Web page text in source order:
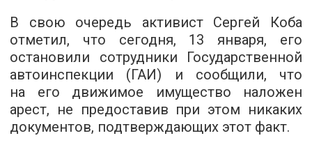
В свою очередь активист Сергей Коба
отметил, что сегодня, 13 января, его
остановили сотрудники Государственной
автоинспекции (ГАИ) и сообщили, что
на его движимое имущество наложен
арест, не предоставив при этом никаких
документов, подтверждающих этот факт.